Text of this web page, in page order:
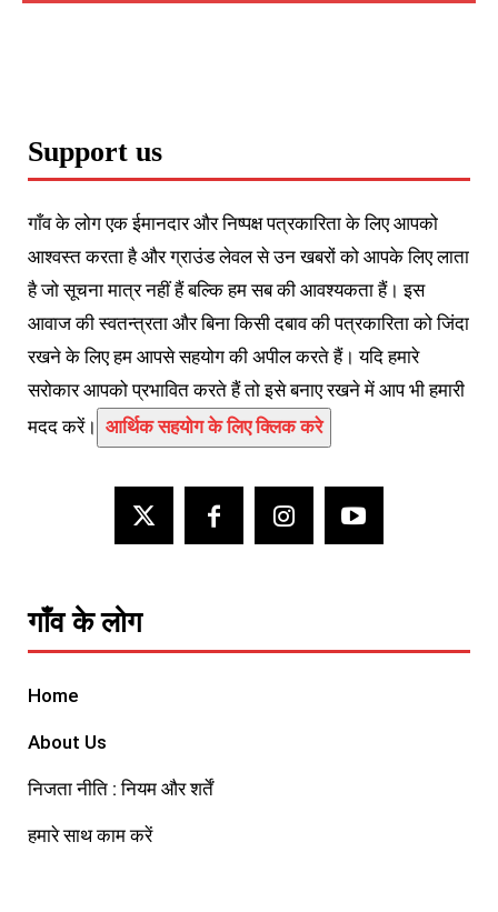
Support us
गाँव के लोग एक ईमानदार और निष्पक्ष पत्रकारिता के लिए आपको
आश्वस्त करता है और ग्राउंड लेवल से उन खबरों को आपके लिए लाता
है जो सूचना मात्र नहीं हैं बल्कि हम सब की आवश्यकता हैं। इस
आवाज की स्वतन्त्रता और बिना किसी दबाव की पत्रकारिता को जिंदा
रखने के लिए हम आपसे सहयोग की अपील करते हैं। यदि हमारे
सरोकार आपको प्रभावित करते हैं तो इसे बनाए रखने में आप भी हमारी
मदद करें। आर्थिक सहयोग के लिए क्लिक करे
गाँव के लोग
Home
About Us
निजता नीति : नियम और शर्तें
हमारे साथ काम करें